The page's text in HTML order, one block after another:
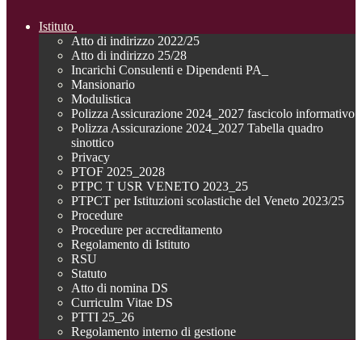
Istituto
Atto di indirizzo 2022/25
Atto di indirizzo 25/28
Incarichi Consulenti e Dipendenti PA_
Mansionario
Modulistica
Polizza Assicurazione 2024_2027 fascicolo informativo
Polizza Assicurazione 2024_2027 Tabella quadro
sinottico
Privacy
PTOF 2025_2028
PTPC T USR VENETO 2023_25
PTPCT per Istituzioni scolastiche del Veneto 2023/25
Procedure
Procedure per accreditamento
Regolamento di Istituto
RSU
Statuto
Atto di nomina DS
Curriculm Vitae DS
PTTI 25_26
Regolamento interno di gestione